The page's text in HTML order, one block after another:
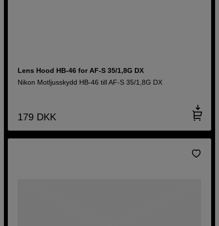
Lens Hood HB-46 for AF-S 35/1,8G DX
Nikon Motljusskydd HB-46 till AF-S 35/1,8G DX
179 DKK